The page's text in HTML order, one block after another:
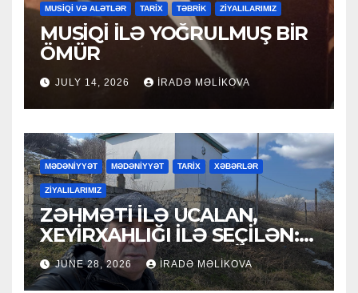
MUSİQİ VƏ ALƏTLƏR TARİX TƏBRİK ZİYALILARIMIZ
MUSİQİ İLƏ YOĞRULMUŞ BİR
ÖMÜR
JULY 14, 2026 İRADƏ MƏLIKOVA
MƏDƏNİYYƏT MƏDƏNİYYƏT TARİX XƏBƏRLƏR
ZİYALILARIMIZ
ZƏHMƏTİ İLƏ UCALAN,
XEYİRXAHLIĞI İLƏ SEÇİLƏN:
HACI RAMAZAN QULİYEV
JUNE 28, 2026 İRADƏ MƏLIKOVA